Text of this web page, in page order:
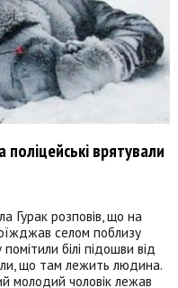
поліцейські врятували
Гурак розповів, що на
селом поблизу
білі підошви від
що там лежить людина.
молодий чоловік лежав